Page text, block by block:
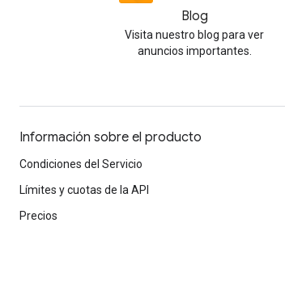
Blog
Visita nuestro blog para ver
anuncios importantes.
Información sobre el producto
Condiciones del Servicio
Límites y cuotas de la API
Precios